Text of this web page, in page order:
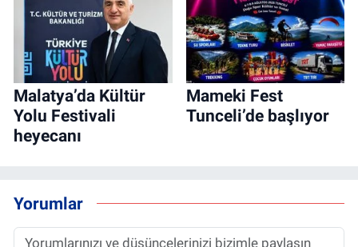
Malatya’da Kültür
Yolu Festivali
heyecanı
Mameki Fest
Tunceli’de başlıyor
Yorumlar